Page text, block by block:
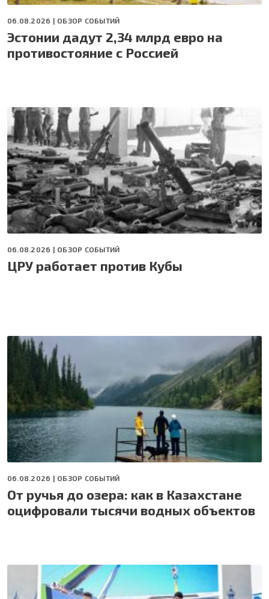
06.08.2026 | ОБЗОР СОБЫТИЙ
Эстонии дадут 2,34 млрд евро на
противостояние с Россией
06.08.2026 | ОБЗОР СОБЫТИЙ
ЦРУ работает против Кубы
06.08.2026 | ОБЗОР СОБЫТИЙ
От ручья до озера: как в Казахстане
оцифровали тысячи водных объектов